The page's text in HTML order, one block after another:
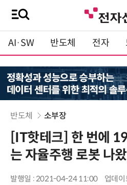
AI·SW 반도체 전자
반도체 소부장
[IT핫테크] 한 번에
는 자율주행 로봇 나
발행일 : 2021-04-24 11:00
업데